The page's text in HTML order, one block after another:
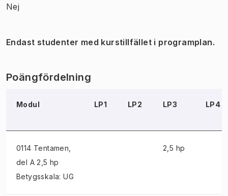
Nej
Endast studenter med kurstillfället i programplan.
Poängfördelning
Modul LP1 LP2 LP3 LP4
0114 Tentamen
del A 2,5 hp
Betygsskala: UG
2,5 hp